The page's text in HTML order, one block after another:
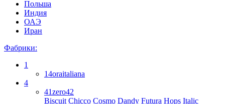
Польша
Индия
ОАЭ
Иран
Фабрики:
1
14oraitaliana
4
41zero42
Biscuit Chicco Cosmo Dandy Futura Hops Italic